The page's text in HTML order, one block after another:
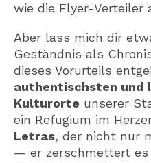
wie die Flyer-Verteiler
Aber lass mich dir
Geständnis als
dieses Vorurteils
authentischsten und
Kulturorte unserer
ein Refugium im
Letras, der nicht nur
— er zerschmettert